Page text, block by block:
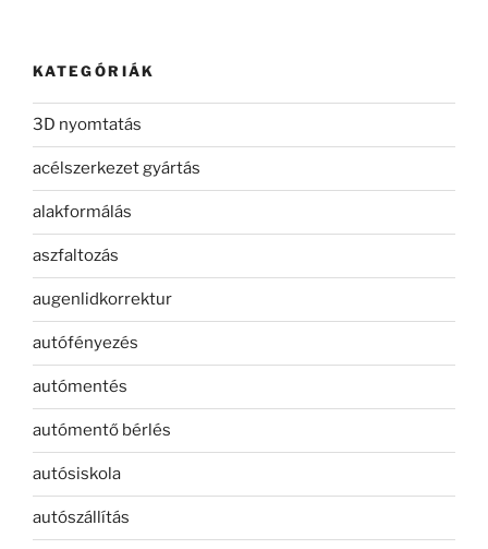
KATEGÓRIÁK
3D nyomtatás
acélszerkezet gyártás
alakformálás
aszfaltozás
augenlidkorrektur
autófényezés
autómentés
autómentő bérlés
autósiskola
autószállítás